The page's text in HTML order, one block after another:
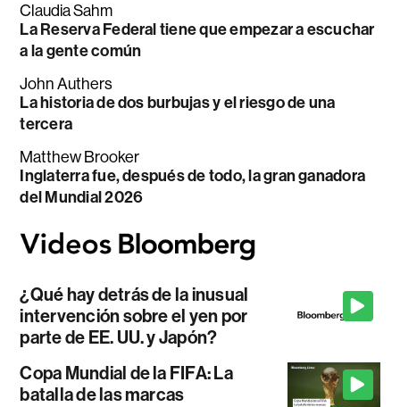
Claudia Sahm
La Reserva Federal tiene que empezar a escuchar
a la gente común
John Authers
La historia de dos burbujas y el riesgo de una
tercera
Matthew Brooker
Inglaterra fue, después de todo, la gran ganadora
del Mundial 2026
¿Qué hay detrás de la inusual
intervención sobre el yen por
parte de EE. UU. y Japón?
Copa Mundial de la FIFA: La
batalla de las marcas